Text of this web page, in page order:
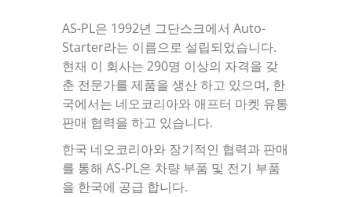
AS-PL은 1992년 그단스크에서 Auto-
Starter라는 이름으로 설립되었습니다.
현재 이 회사는 290명 이상의 자격을 갖
춘 전문가를 제품을 생산 하고 있으며, 한
국에서는 네오코리아와 애프터 마켓 유통
판매 협력을 하고 있습니다.
한국 네오코리아와 장기적인 협력과 판매
를 통해 AS-PL은 차량 부품 및 전기 부품
을 한국에 공급 합니다.